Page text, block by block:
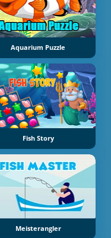
Aquarium Puzzle
Fish Story
Meisterangler